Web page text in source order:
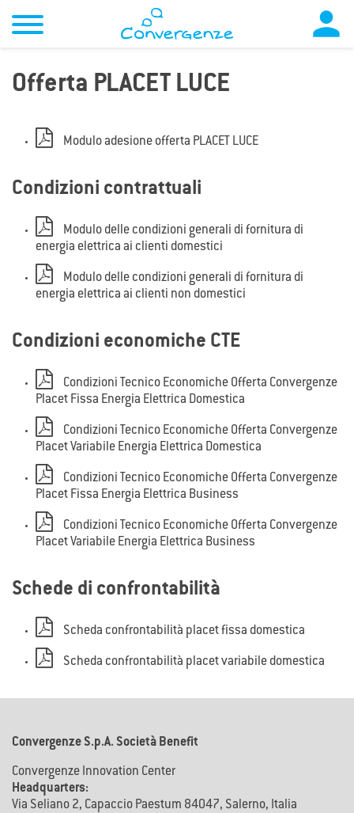

Offerta PLACET LUCE
Modulo adesione offerta PLACET LUCE
Condizioni contrattuali
Modulo delle condizioni generali di fornitura di
energia elettrica ai clienti domestici
Modulo delle condizioni generali di fornitura di
energia elettrica ai clienti non domestici
Condizioni economiche CTE
Condizioni Tecnico Economiche Offerta Convergenze
Placet Fissa Energia Elettrica Domestica
Condizioni Tecnico Economiche Offerta Convergenze
Placet Variabile Energia Elettrica Domestica
Condizioni Tecnico Economiche Offerta Convergenze
Placet Fissa Energia Elettrica Business
Condizioni Tecnico Economiche Offerta Convergenze
Placet Variabile Energia Elettrica Business
Schede di confrontabilità
Scheda confrontabilità placet fissa domestica
Scheda confrontabilità placet variabile domestica
Convergenze S.p.A. Società Benefit
Convergenze Innovation Center
Headquarters:
Via Seliano 2, Capaccio Paestum 84047, Salerno, Italia